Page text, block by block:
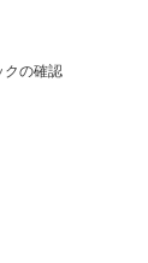
クの確認